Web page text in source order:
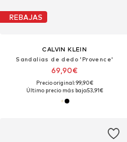
REBAJAS
CALVIN KLEIN
Sandalias de dedo 'Provence'
69,90€
Precio original: 99,90€
Último precio más bajo:53,91€